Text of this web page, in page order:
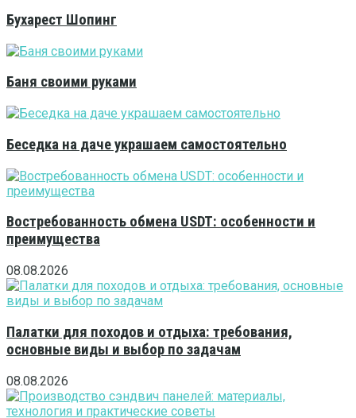
Бухарест Шопинг
Баня своими руками
Беседка на даче украшаем самостоятельно
Востребованность обмена USDT: особенности и
преимущества
08.08.2026
Палатки для походов и отдыха: требования,
основные виды и выбор по задачам
08.08.2026